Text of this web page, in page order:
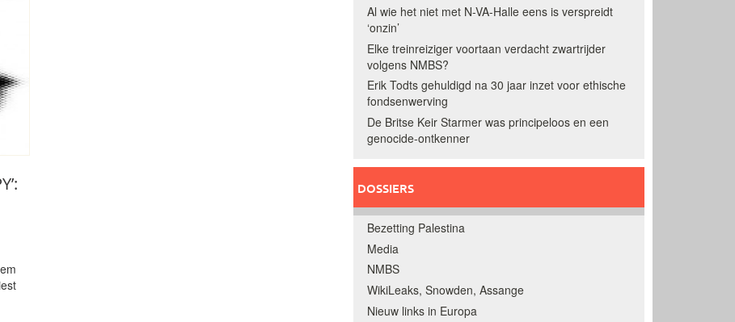
Al wie het niet met N-VA-Halle eens is verspreidt
‘onzin’
Elke treinreiziger voortaan verdacht zwartrijder
volgens NMBS?
Erik Todts gehuldigd na 30 jaar inzet voor ethische
fondsenwerving
De Britse Keir Starmer was principeloos en een
genocide-ontkenner
DOSSIERS
Bezetting Palestina
Media
NMBS
WikiLeaks, Snowden, Assange
Nieuw links in Europa